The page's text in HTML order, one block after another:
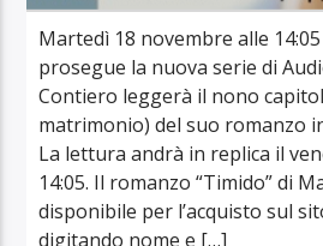
Martedì 18 novembre alle
prosegue la nuova serie di
Contiero leggerà il nono
matrimonio) del suo romanzo
La lettura andrà in replica il
14:05. Il romanzo “Timido” di
disponibile per l’acquisto sul
digitando nome e […]